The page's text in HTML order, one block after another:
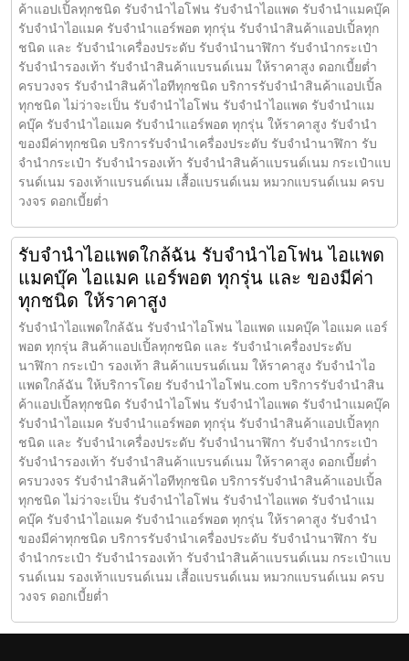
ค้าแอปเปิ้ลทุกชนิด รับจำนำไอโฟน รับจำนำไอแพด รับจำนำแมคบุ๊ค
รับจำนำไอแมค รับจำนำแอร์พอต ทุกรุ่น รับจำนำสินค้าแอปเปิ้ลทุก
ชนิด และ รับจำนำเครื่องประดับ รับจำนำนาฬิกา รับจำนำกระเป๋า
รับจำนำรองเท้า รับจำนำสินค้าแบรนด์เนม ให้ราคาสูง ดอกเบี้ยต่ำ
ครบวงจร รับจำนำสินค้าไอทีทุกชนิด บริการรับจำนำสินค้าแอปเปิ้ล
ทุกชนิด ไม่ว่าจะเป็น รับจำนำไอโฟน รับจำนำไอแพด รับจำนำแม
คบุ๊ค รับจำนำไอแมค รับจำนำแอร์พอต ทุกรุ่น ให้ราคาสูง รับจำนำ
ของมีค่าทุกชนิด บริการรับจำนำเครื่องประดับ รับจำนำนาฬิกา รับ
จำนำกระเป๋า รับจำนำรองเท้า รับจำนำสินค้าแบรนด์เนม กระเป๋าแบ
รนด์เนม รองเท้าแบรนด์เนม เสื้อแบรนด์เนม หมวกแบรนด์เนม ครบ
วงจร ดอกเบี้ยต่ำ
รับจำนำไอแพดใกล้ฉัน รับจำนำไอโฟน ไอแพด
แมคบุ๊ค ไอแมค แอร์พอต ทุกรุ่น และ ของมีค่า
ทุกชนิด ให้ราคาสูง
รับจำนำไอแพดใกล้ฉัน รับจำนำไอโฟน ไอแพด แมคบุ๊ค ไอแมค แอร์
พอต ทุกรุ่น สินค้าแอปเปิ้ลทุกชนิด และ รับจำนำเครื่องประดับ
นาฬิกา กระเป๋า รองเท้า สินค้าแบรนด์เนม ให้ราคาสูง รับจำนำไอ
แพดใกล้ฉัน ให้บริการโดย รับจํานําไอโฟน.com บริการรับจำนำสิน
ค้าแอปเปิ้ลทุกชนิด รับจำนำไอโฟน รับจำนำไอแพด รับจำนำแมคบุ๊ค
รับจำนำไอแมค รับจำนำแอร์พอต ทุกรุ่น รับจำนำสินค้าแอปเปิ้ลทุก
ชนิด และ รับจำนำเครื่องประดับ รับจำนำนาฬิกา รับจำนำกระเป๋า
รับจำนำรองเท้า รับจำนำสินค้าแบรนด์เนม ให้ราคาสูง ดอกเบี้ยต่ำ
ครบวงจร รับจำนำสินค้าไอทีทุกชนิด บริการรับจำนำสินค้าแอปเปิ้ล
ทุกชนิด ไม่ว่าจะเป็น รับจำนำไอโฟน รับจำนำไอแพด รับจำนำแม
คบุ๊ค รับจำนำไอแมค รับจำนำแอร์พอต ทุกรุ่น ให้ราคาสูง รับจำนำ
ของมีค่าทุกชนิด บริการรับจำนำเครื่องประดับ รับจำนำนาฬิกา รับ
จำนำกระเป๋า รับจำนำรองเท้า รับจำนำสินค้าแบรนด์เนม กระเป๋าแบ
รนด์เนม รองเท้าแบรนด์เนม เสื้อแบรนด์เนม หมวกแบรนด์เนม ครบ
วงจร ดอกเบี้ยต่ำ